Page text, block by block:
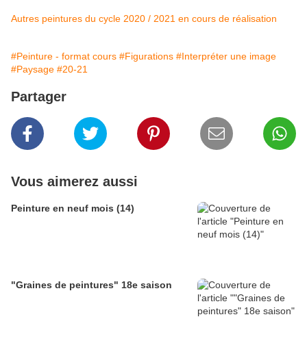
Autres peintures du cycle 2020 / 2021 en cours de réalisation
#Peinture - format cours #Figurations #Interpréter une image
#Paysage #20-21
Partager
Vous aimerez aussi
Peinture en neuf mois (14)
"Graines de peintures" 18e saison